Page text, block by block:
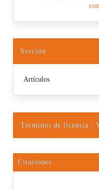
Sección
Artículos
Términos de licencia/
Citaciones